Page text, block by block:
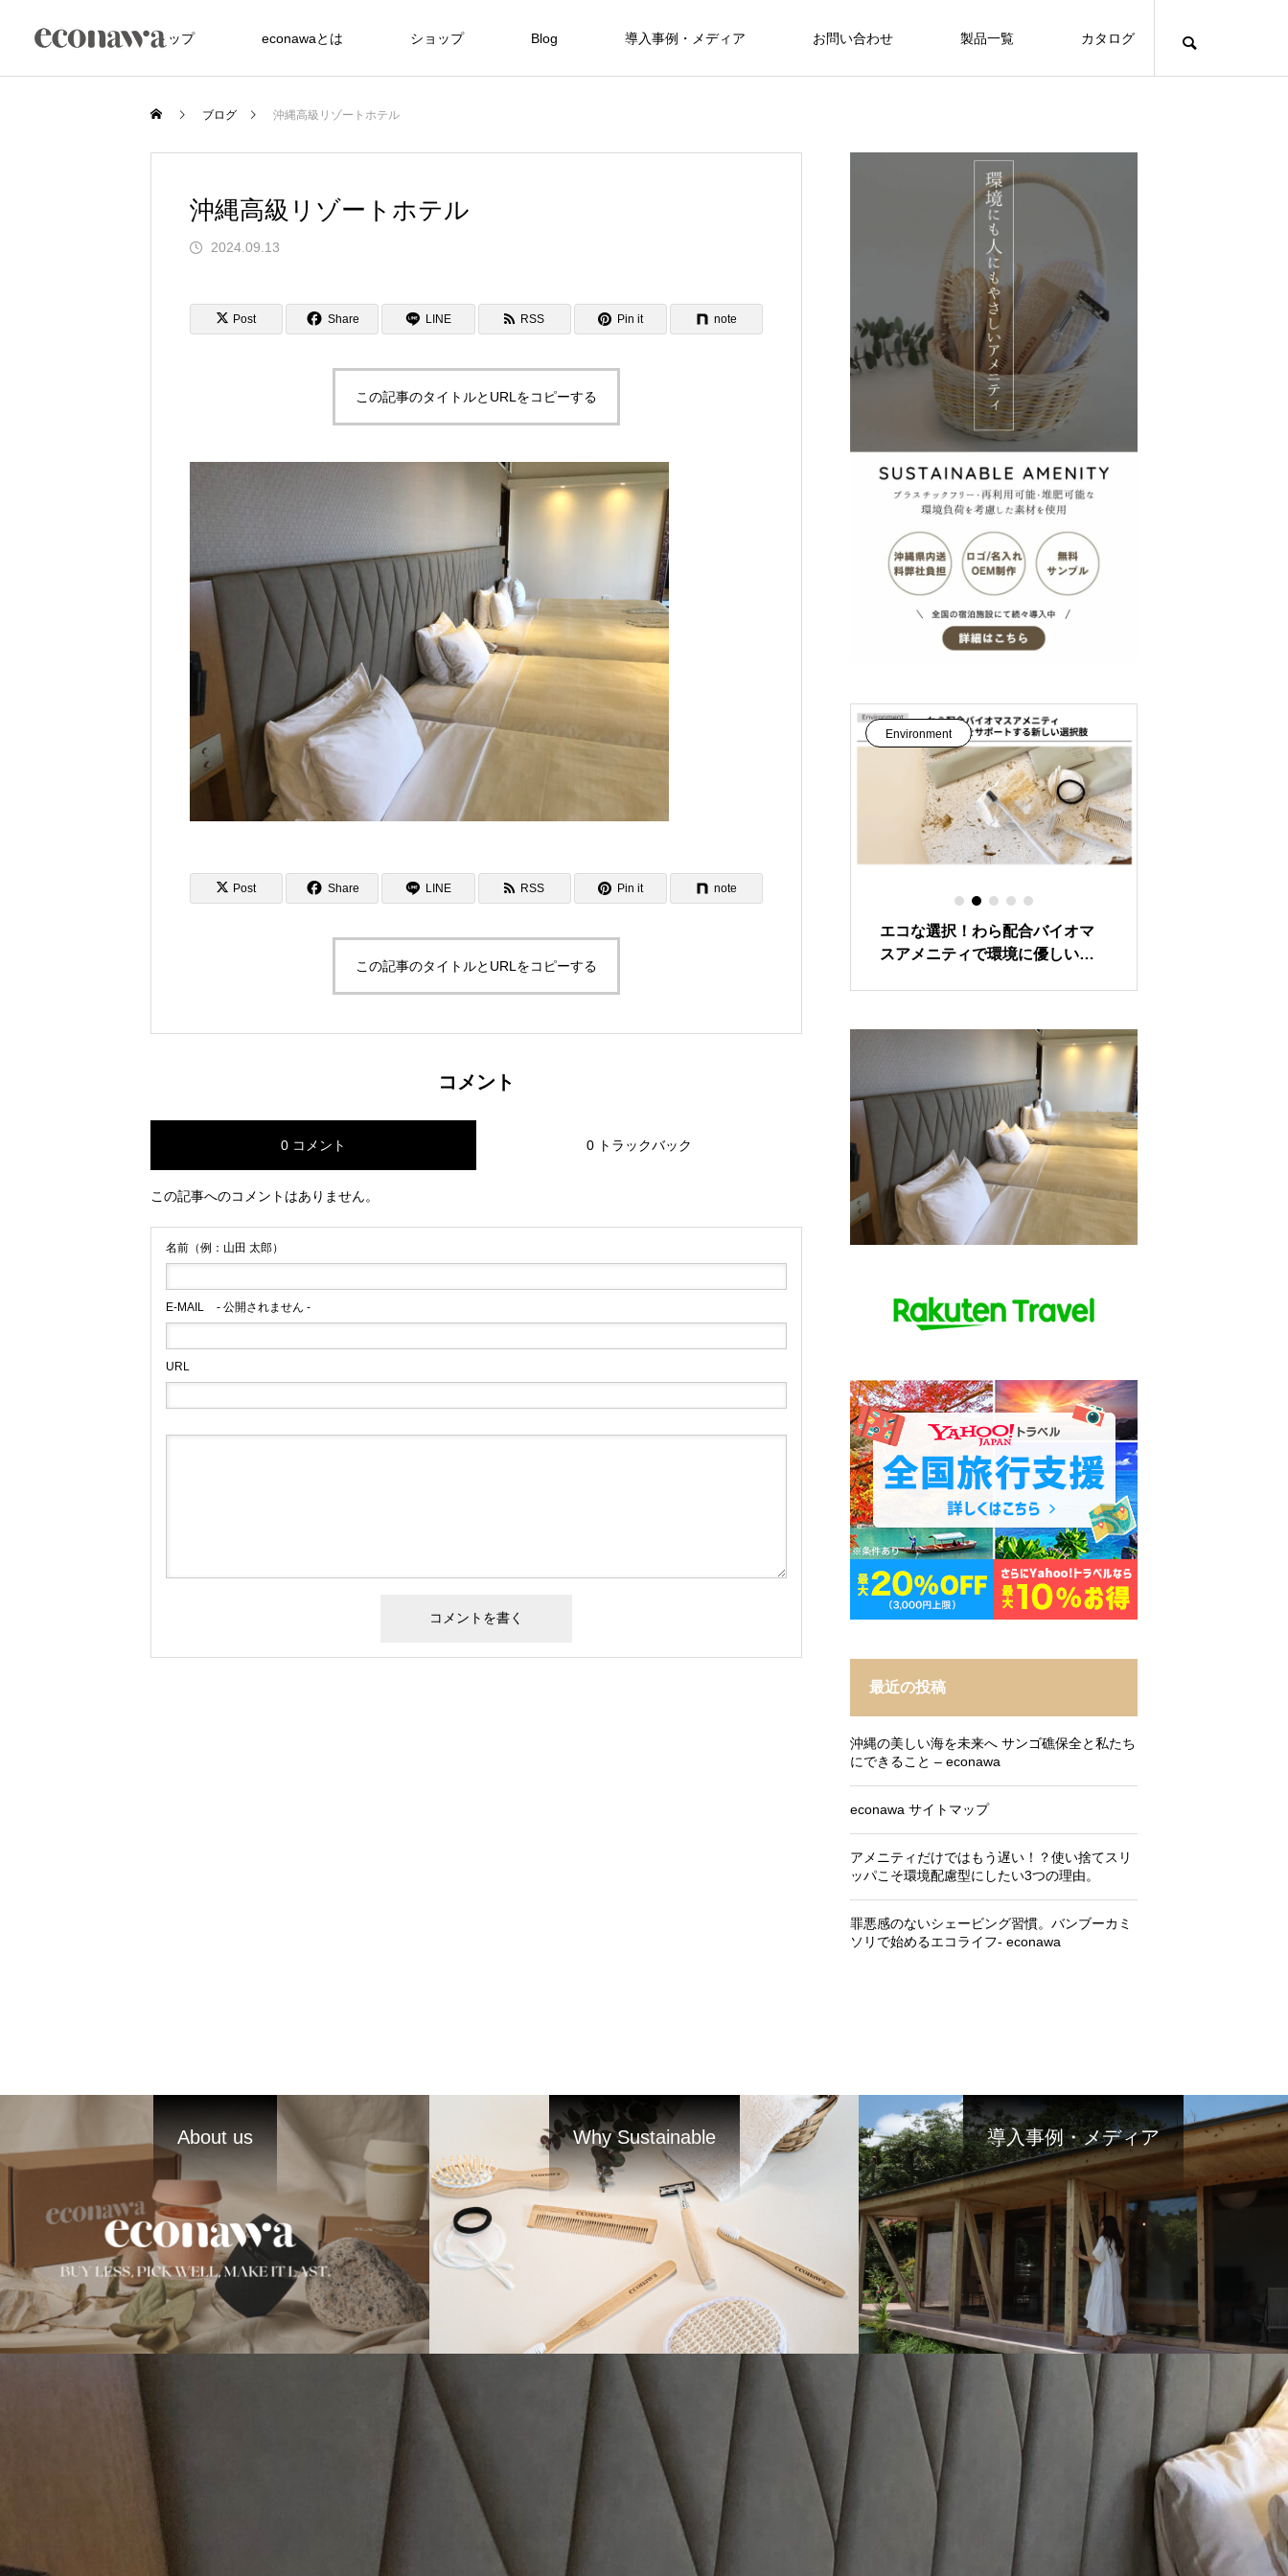
トップ econawaとは ショップ Blog 導入事例・メディア お問い合わせ 製品一覧 カタログ
06
美しい東シナ海と緑に魅せられたOKINAWA
FEATURE
保護中: 🌱 お客様が使った竹アメニティが、
農家の土を育てる
沖縄随一の伝統と格式を誇る沖縄ハーバ
Hotels
限定3室のみのオーベルジュ 赤湯温泉
Hotels
山と海に囲まれた自然あふれるコンドミ
ニアムホテル土花土花（ドカドカ）沖
縄・恩納村
ブログ 沖縄高級リゾートホテル
沖縄高級リゾートホテル
2024.09.13
Post Share LINE RSS Pin it note
この記事のタイトルとURLをコピーする
Post Share LINE RSS Pin it note
この記事のタイトルとURLをコピーする
コメント
0 コメント 0 トラックバック
この記事へのコメントはありません。
名前（例：山田 太郎）
E-MAIL - 公開されません -
URL
Environment
します！
Environment
エコな選択！わら配合バイオマ
スアメニティで環境に優しいラ
最近の投稿
沖縄の美しい海を未来へ サンゴ礁保全と私たち
にできること – econawa
econawa サイトマップ
アメニティだけではもう遅い！？使い捨てスリ
ッパこそ環境配慮型にしたい3つの理由。
罪悪感のないシェービング習慣。バンブーカミ
ソリで始めるエコライフ- econawa
About us Why Sustainable 導入事例・メディア